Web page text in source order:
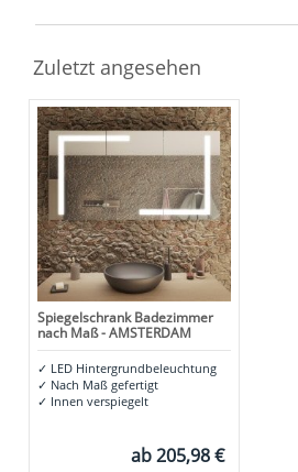
Zuletzt angesehen
Spiegelschrank Badezimmer
nach Maß - AMSTERDAM
✓ LED Hintergrundbeleuchtung
✓ Nach Maß gefertigt
✓ Innen verspiegelt
ab205,98 €